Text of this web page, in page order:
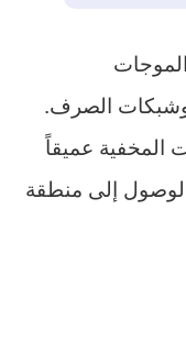
وشبكات الصرف.
المخفية عميقاً
إلى منطقة